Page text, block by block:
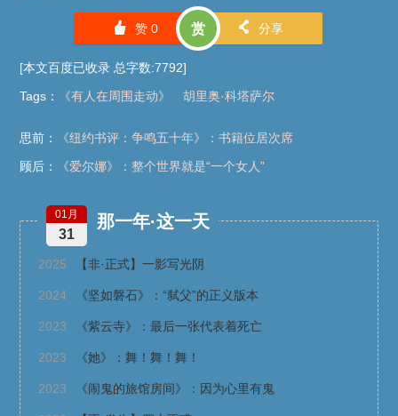
󰄼 赞 0 赏 󰄯 分享
[本文百度已收录 总字数:7792]
Tags ： 《有人在周围走动》 胡里奥·科塔萨尔
思前：
《纽约书评：争鸣五十年》：书籍位居次席
顾后：
《爱尔娜》：整个世界就是“一个女人”
那一年·这一天
01月
31
2025 【非·正式】一影写光阴
2024 《坚如磐石》：“弑父”的正义版本
2023 《紫云寺》：最后一张代表着死亡
2023 《她》：舞！舞！舞！
2023 《闹鬼的旅馆房间》：因为心里有鬼